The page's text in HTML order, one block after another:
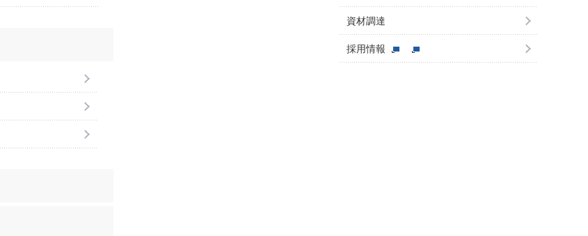
資材調達
採用情報